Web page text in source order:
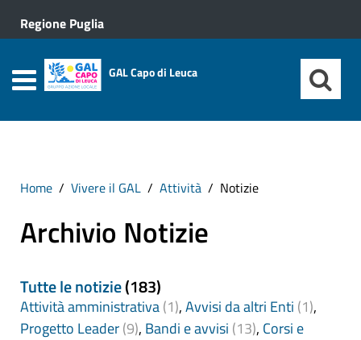
Regione Puglia
GAL Capo di Leuca
Home Vivere il GAL Attività Notizie
Archivio Notizie
Tutte le notizie(183)
Attività amministrativa(1),Avvisi da altri Enti (1),
Progetto Leader(9), Bandi e avvisi (13), Corsi e